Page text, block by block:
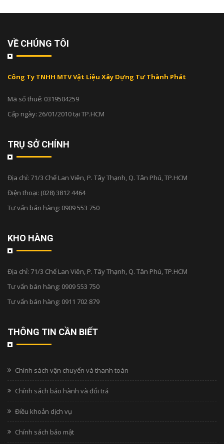
VỀ CHÚNG TÔI
Công Ty TNHH MTV Vật Liệu Xây Dựng Tư Thành Phát
Mã số thuế: 0319504259
Cấp ngày: 26/01/2010 tại TP.HCM
TRỤ SỞ CHÍNH
Địa chỉ: 71/3 Chế Lan Viên, P. Tây Thạnh, Q. Tân Phú, TP.HCM
Điện thoại: (028) 3812 4464
Tư vấn bán hàng: 0909 553 750
KHO HÀNG
Địa chỉ: 71/3 Chế Lan Viên, P. Tây Thạnh, Q. Tân Phú, TP.HCM
Tư vấn bán hàng: 0909 553 750
Tư vấn bán hàng: 0911 702 879
THÔNG TIN CẦN BIẾT
Chính sách vận chuyển và thanh toán
Chính sách bảo hành và đổi trả
Điều khoản dịch vụ
Chính sách bảo mật